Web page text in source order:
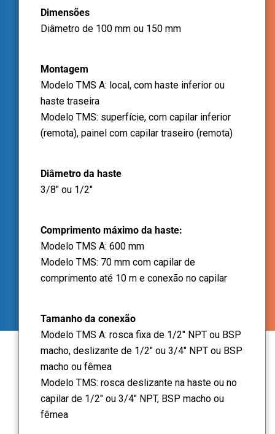
Dimensões
Diâmetro de 100 mm ou 150 mm
Montagem
Modelo TMS A: local, com haste inferior ou
haste traseira
Modelo TMS: superfície, com capilar inferior
(remota), painel com capilar traseiro (remota)
Diâmetro da haste
3/8" ou 1/2"
Comprimento máximo da haste:
Modelo TMS A: 600 mm
Modelo TMS: 70 mm com capilar de
comprimento até 10 m e conexão no capilar
Tamanho da conexão
Modelo TMS A: rosca fixa de 1/2" NPT ou BSP
macho, deslizante de 1/2" ou 3/4" NPT ou BSP
macho ou fêmea
Modelo TMS: rosca deslizante na haste ou no
capilar de 1/2" ou 3/4" NPT, BSP macho ou
fêmea